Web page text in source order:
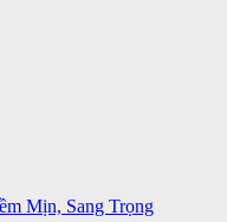
Mịn, Sang Trọng